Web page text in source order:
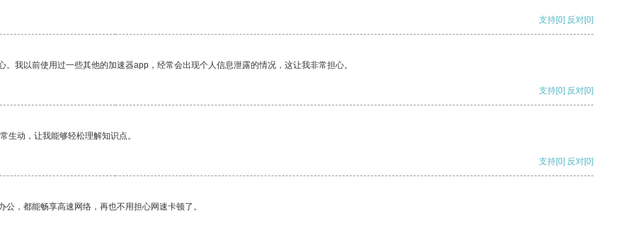
支持[0] 反对[0]
我以前使用过一些其他的加速器app，经常会出现个人信息泄露的情况，这让我非常担心。
支持[0] 反对[0]
生动，让我能够轻松理解知识点。
支持[0] 反对[0]
，都能畅享高速网络，再也不用担心网速卡顿了。